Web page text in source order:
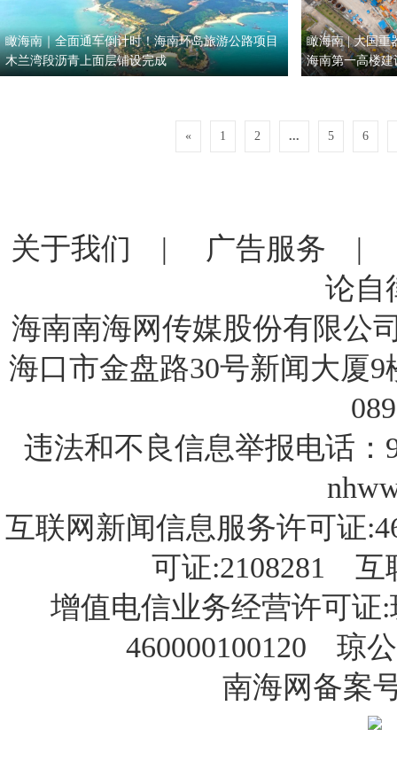
瞰海南｜全面通车倒计时！海南环岛旅游公路项目
木兰湾段沥青上面层铺设完成
瞰海南 | 大国重
海南第一高楼建
« 1 2 ... 5 6
关于我们 | 广告服务
论自
海南南海网传媒股份有限公
海口市金盘路30号新闻大厦
违法和不良信息举报电话
互联网新闻信息服务许可证
可证:2108281 互
增值电信业务经营许可
460000100120 琼
南海网备案